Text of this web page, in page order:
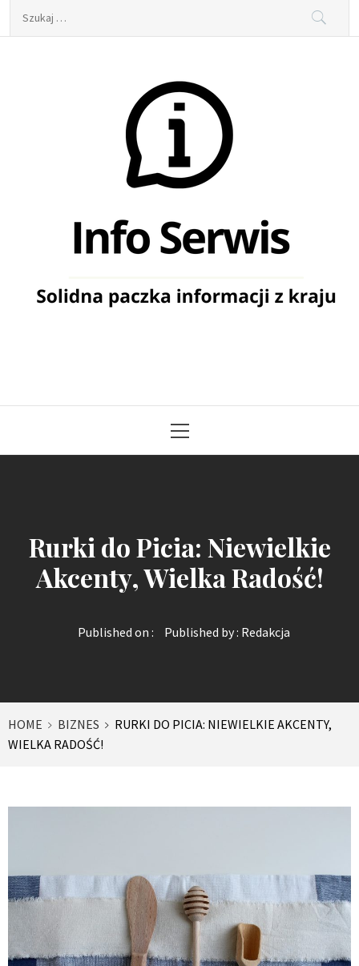
Szukaj:
Info Serwis
Menu
Rurki do Picia: Niewielkie
Akcenty, Wielka Radość!
Published on : Published by : Redakcja
HOME BIZNES
RURKI DO PICIA: NIEWIELKIE AKCENTY,
WIELKA RADOŚĆ!